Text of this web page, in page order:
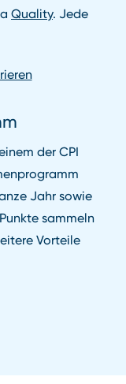
a Quality. Jede
der CPI
Jahr sowie
sammeln
Vorteile